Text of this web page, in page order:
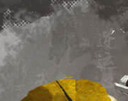
活动
论坛